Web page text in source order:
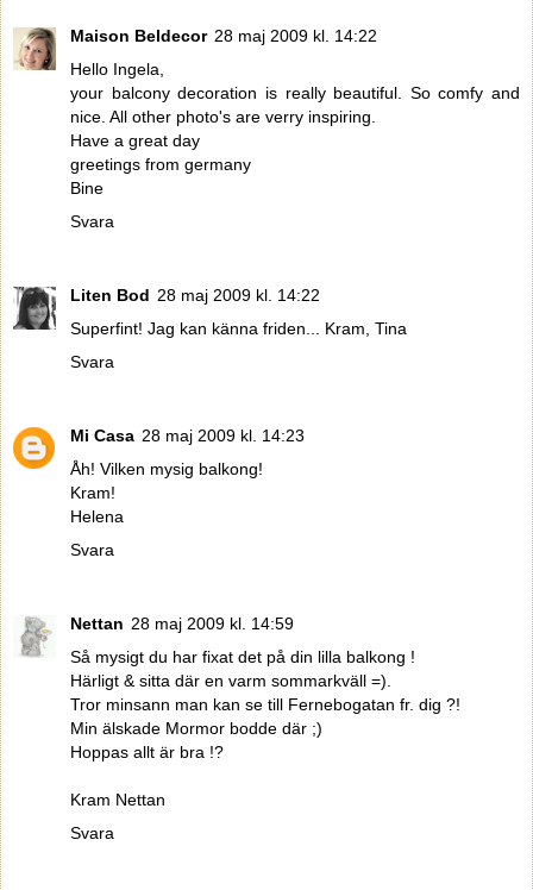
Maison Beldecor 28 maj 2009 kl. 14:22
Hello Ingela,
your balcony decoration is really beautiful. So comfy and
nice. All other photo's are verry inspiring.
Have a great day
greetings from germany
Bine
Svara
Liten Bod 28 maj 2009 kl. 14:22
Superfint! Jag kan känna friden... Kram, Tina
Svara
Mi Casa 28 maj 2009 kl. 14:23
Åh! Vilken mysig balkong!
Kram!
Helena
Svara
Nettan 28 maj 2009 kl. 14:59
Så mysigt du har fixat det på din lilla balkong !
Härligt & sitta där en varm sommarkväll =).
Tror minsann man kan se till Fernebogatan fr. dig ?!
Min älskade Mormor bodde där ;)
Hoppas allt är bra !?
Kram Nettan
Svara